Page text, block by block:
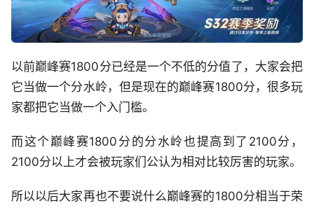
以前巅峰赛1800分已经是一个不低的分值了，大家会把
它当做一个分水岭，但是现在的巅峰赛1800分，很多玩
家都把它当做一个入门槛。
而这个巅峰赛1800分的分水岭也提高到了2100分，
2100分以上才会被玩家们公认为相对比较厉害的玩家。
所以以后大家再也不要说什么巅峰赛的1800分相当于荣